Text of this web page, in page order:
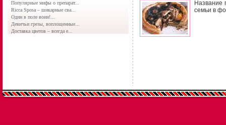
Популярные мифы о препарат...
Ricca Sposa – шикарные сва...
Один в поле воин!...
Девичьи грезы, воплощенные...
Доставка цветов – всегда е...
Название
семьи в